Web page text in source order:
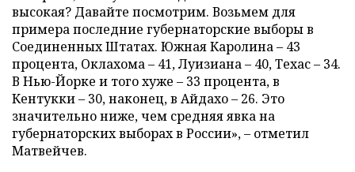
высокая? Давайте посмотрим. Возьмем для
примера последние губернаторские выборы в
Соединенных Штатах. Южная Каролина – 43
процента, Оклахома – 41, Луизиана – 40, Техас – 34.
В Нью-Йорке и того хуже – 33 процента, в
Кентукки – 30, наконец, в Айдахо – 26. Это
значительно ниже, чем средняя явка на
губернаторских выборах в России», – отметил
Матвейчев.